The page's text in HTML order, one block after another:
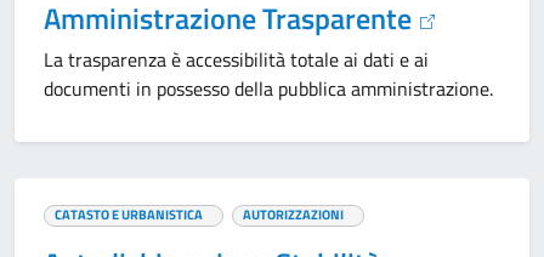
Amministrazione Trasparente
La trasparenza è accessibilità totale ai dati e ai
documenti in possesso della pubblica amministrazione.
CATASTO E URBANISTICA AUTORIZZAZIONI